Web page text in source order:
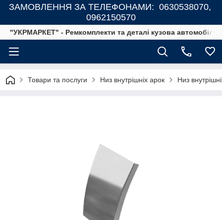
ЗАМОВЛЕННЯ ЗА ТЕЛЕФОНАМИ: 0630538070,
0962150570
"УКРМАРКЕТ" - Ремкомплекти та деталі кузова автомобілів
Товари та послуги Низ внутрішніх арок Низ